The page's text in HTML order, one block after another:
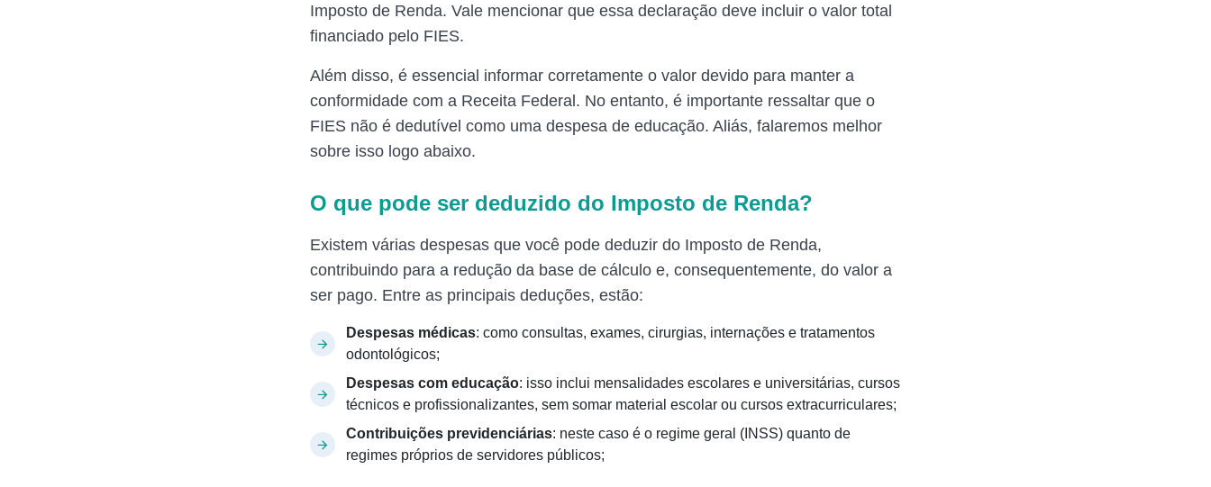
Imposto de Renda. Vale mencionar que essa declaração deve incluir o valor total
financiado pelo FIES.
Além disso, é essencial informar corretamente o valor devido para manter a
conformidade com a Receita Federal. No entanto, é importante ressaltar que o
FIES não é dedutível como uma despesa de educação. Aliás, falaremos melhor
sobre isso logo abaixo.
O que pode ser deduzido do Imposto de Renda?
Existem várias despesas que você pode deduzir do Imposto de Renda,
contribuindo para a redução da base de cálculo e, consequentemente, do valor a
ser pago. Entre as principais deduções, estão:
Despesas médicas: como consultas, exames, cirurgias, internações e tratamentos
odontológicos;
Despesas com educação: isso inclui mensalidades escolares e universitárias, cursos
técnicos e profissionalizantes, sem somar material escolar ou cursos extracurriculares;
Contribuições previdenciárias: neste caso é o regime geral (INSS) quanto de
regimes próprios de servidores públicos;